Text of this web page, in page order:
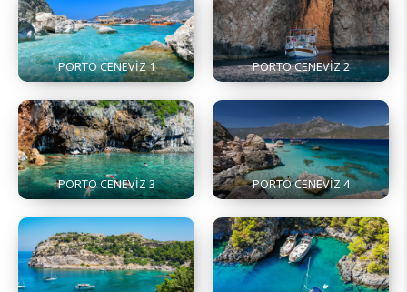
PORTO CENEVİZ 1 PORTO CENEVİZ 2
PORTO CENEVİZ 3 PORTO CENEVİZ 4